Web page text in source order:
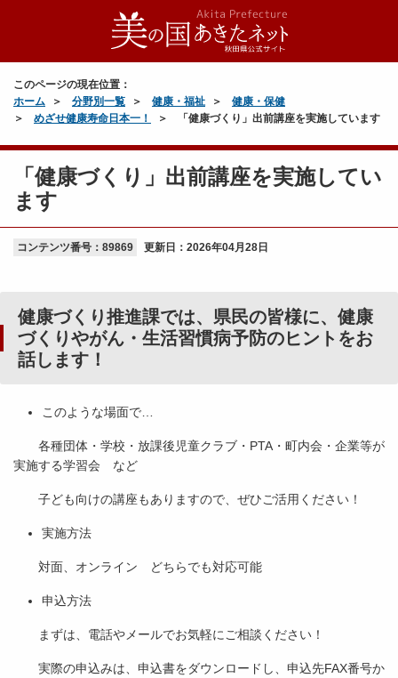
このページの現在位置：
ホーム
分野別一覧 健康・福祉
健康・保健
めざせ健康寿命日本一！
「健康づくり」出前講座を実施しています
「健康づくり」出前講座を実施してい
ます
コンテンツ番号：89869 更新日： 2026年04月28日
健康づくり推進課では、県民の皆様に、健康
づくりやがん・生活習慣病予防のヒントをお
話します！
このような場面で…
各種団体・学校・放課後児童クラブ・PTA・町内会・企業等が
実施する学習会 など
子ども向けの講座もありますので、ぜひご活用ください！
実施方法
対面、オンライン どちらでも対応可能
申込方法
まずは、電話やメールでお気軽にご相談ください！
実際の申込みは、申込書をダウンロードし、申込先FAX番号か